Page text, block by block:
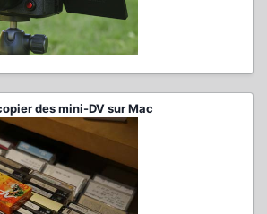
des mini-DV sur Mac